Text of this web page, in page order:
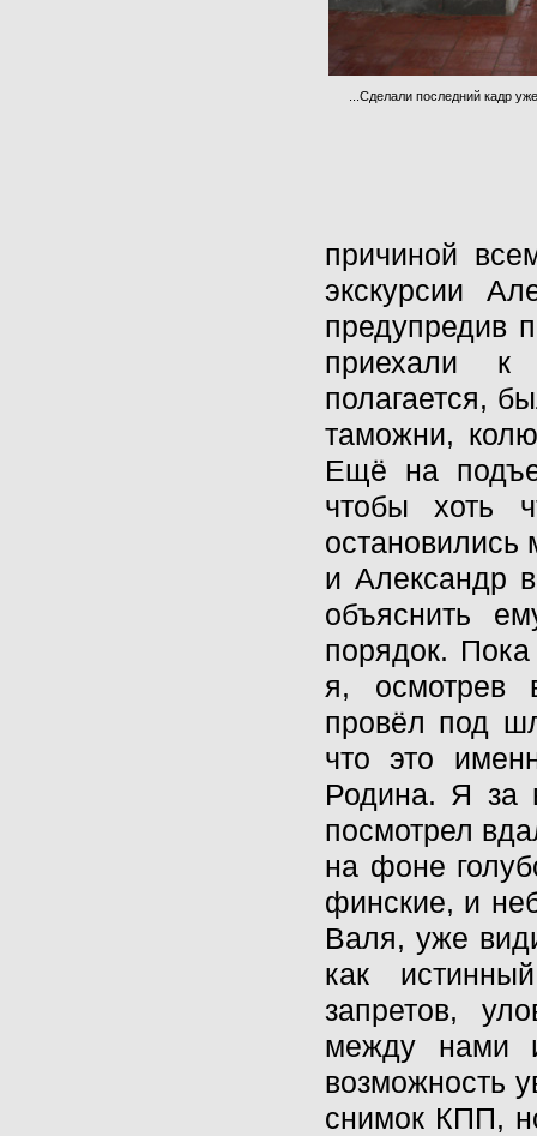
...Сделали последний кадр
причиной
экскурсии
предупредив
приехали к
полагается,
таможни,
Ещё на
чтобы хоть
остановились
и Александр
объяснить
порядок. Пока
я, осмотрев
провёл под
что это
Родина. Я за
посмотрел
на фоне
финские, и
Валя, уже
как
запретов,
между нами
возможность
снимок КПП,